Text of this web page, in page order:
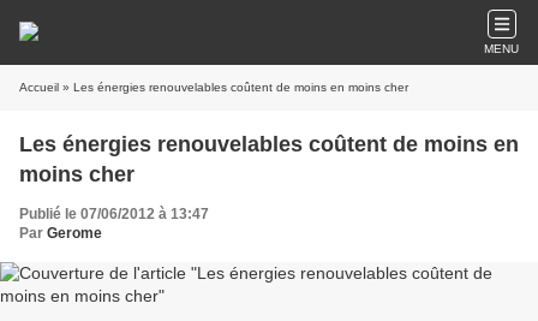
MENU
Accueil » Les énergies renouvelables coûtent de moins en moins cher
Les énergies renouvelables coûtent de moins en
moins cher
Publié le 07/06/2012 à 13:47
Par Gerome